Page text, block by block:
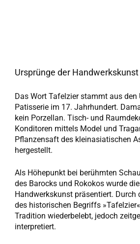
Ursprünge der Handwerkskunst
Das Wort Tafelzier stammt aus den
Patisserie im 17. Jahrhundert.
kein Porzellan. Tisch- und
Konditoren mittels Model und
Pflanzensaft des kleinasiatischen
hergestellt.
Als Höhepunkt bei berühmten
des Barocks und Rokokos wurde
Handwerkskunst präsentiert. Durch
des historischen Begriffs
Tradition wiederbelebt, jedoch
interpretiert.